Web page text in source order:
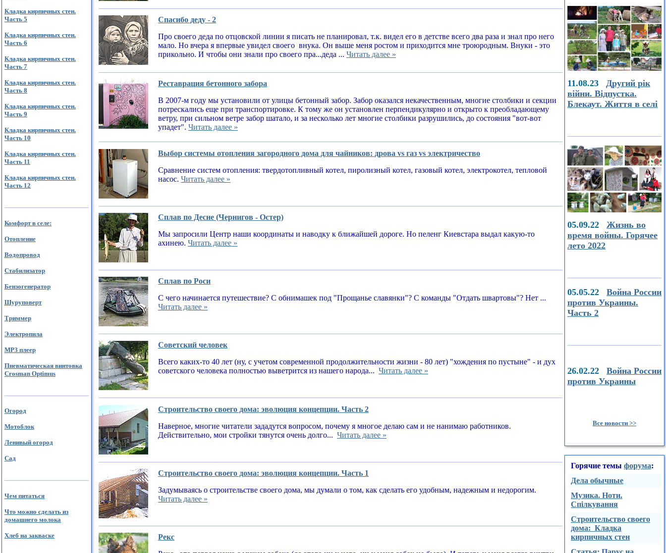
Кладка кирпичных стен.
Часть 5
Кладка кирпичных стен.
Часть 6
Кладка кирпичных стен.
Часть 7
Кладка кирпичных стен.
Часть 8
Кладка кирпичных стен.
Часть 9
Кладка кирпичных стен.
Часть 10
Кладка кирпичных стен.
Часть 11
Кладка кирпичных стен.
Часть 12
Комфорт в селе:
Отопление
Водопровод
Стабилизатор
Бензогенератор
Шуруповерт
Триммер
Электропила
MP3 плеер
Пневматическая винтовка
Crosman Optimus
Огород
Мотоблок
Ленивый огород
Сад
Чем питаться
Что можно сделать из
домашнего молока
Хлеб на закваске
Спасибо деду - 2
Про своего деда по отцовской линии я писать не планировал, т.к. видел его в детстве всего два раза и знал про него
мало. Но вчера я впервые увидел своего внука. Он выше меня ростом и приходится мне троюродным. Внуки - это
прикольно. И чтобы они знали про своего пра...деда ... Читать далее »
Реставрация бетонного забора
В 2007-м году мы установили от улицы бетонный забор. Забор оказался некачественным, многие столбики и секции
потрескались еще при транспортировке. К тому же он установлен перпендикулярно и открыто к преобладающему
ветру, при сильном ветре забор шатало, и за несколько лет многие столбики разрушились, до состояния "вот-вот
упадет". Читать далее »
Выбор системы отопления загородного дома для чайников: дрова vs газ vs электричество
Сравнение систем отопления: твердотопливный котел, пиролизный котел, газовый котел, электрокотел, тепловой
насос. Читать далее »
Сплав по Десне (Чернигов - Остер)
Мы запросили Центр наши координаты и наводку к ближайшей дороге. Но пеленг Киевстара выдал какую-то
ахинею. Читать далее »
Сплав по Роси
С чего начинается путешествие? С обнимашек под "Прощанье славянки"? С команды "Отдать швартовы"? Нет ...
Читать далее »
Советский человек
Всего каких-то 40 лет (ну, с учетом современной продолжительности жизни - 80 лет) "хождения по пустыне" - и дух
советского человека полностью выветрится из нашего народа... Читать далее »
Строительство своего дома: эволюция концепции. Часть 2
Наверное, многие читатели зададутся вопросом, почему я многое делаю сам и не нанимаю работников.
Действительно, мои стройки тянутся очень долго... Читать далее »
Строительство своего дома: эволюция концепции. Часть 1
Задумываясь о строительстве своего дома, мы думали о том, как сделать его удобным, надежным и недорогим.
Читать далее »
Рекс
11.08.23 Другий рік
війни. Відпустка.
Блекаут. Життя в селі
05.09.22 Жизнь во
время войны. Горячее
лето 2022
05.05.22 Война России
против Украины.
Часть 2
26.02.22 Война России
против Украины
Все новости >>
Горячие темы форума:
Дела обычные
Музика. Ноти.
Спілкування
Строительство своего
дома: Кладка
кирпичных стен